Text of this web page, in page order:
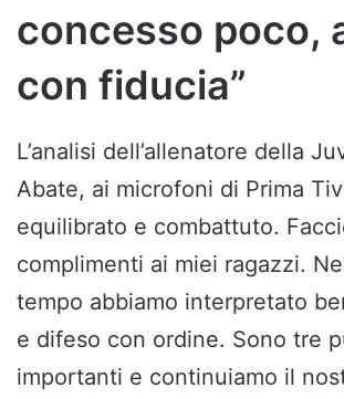
concesso poco,
con fiducia”
L’analisi dell’allenatore della
Abate, ai microfoni di Prima
equilibrato e combattuto.
complimenti ai miei ragazzi.
tempo abbiamo interpretato
e difeso con ordine. Sono tre
importanti e continuiamo il